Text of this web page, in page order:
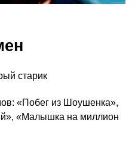
старик
«Побег из Шоушенка»,
«Малышка на миллион